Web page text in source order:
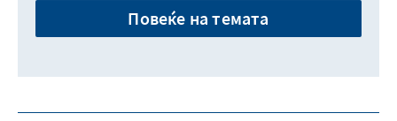
Повеќе на темата